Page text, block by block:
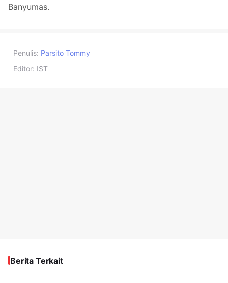
Banyumas.
Penulis: Parsito Tommy
Editor: IST
Berita Terkait